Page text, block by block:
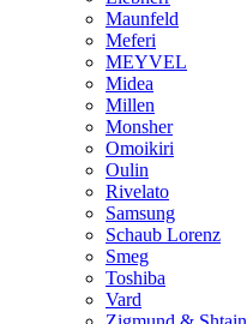
Maunfeld
Meferi
MEYVEL
Midea
Millen
Monsher
Omoikiri
Oulin
Rivelato
Samsung
Schaub Lorenz
Smeg
Toshiba
Vard